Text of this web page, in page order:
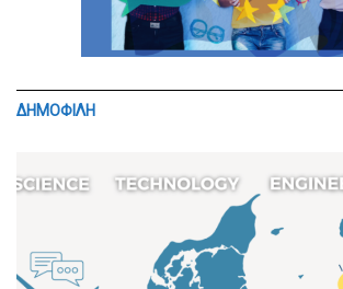
ΔΗΜΟΦΙΛΗ